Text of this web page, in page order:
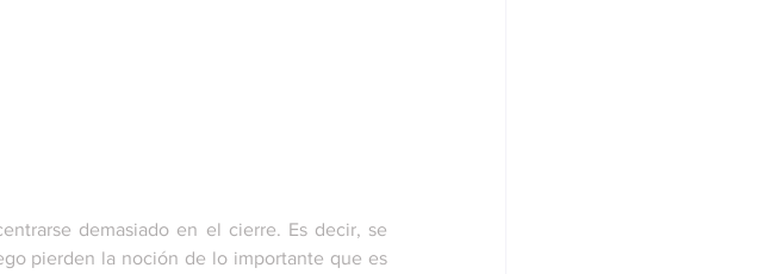
demasiado en el cierre. Es decir, se
pierden la noción de lo importante que es